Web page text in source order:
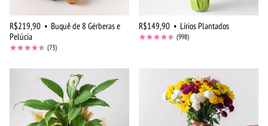
R$219,90 • Buquê de 8 Gérberas e
Pelúcia
(73)
R$149,90 • Lírios Plantados
(998)